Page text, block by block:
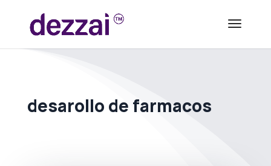
desarollo de farmacos